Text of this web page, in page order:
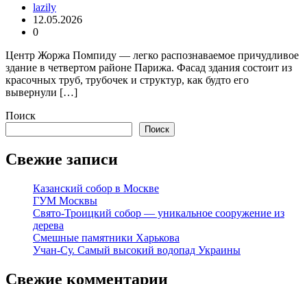
lazily
12.05.2026
0
Центр Жоржа Помпиду — легко распознаваемое причудливое
здание в четвертом районе Парижа. Фасад здания состоит из
красочных труб, трубочек и структур, как будто его
вывернули […]
Поиск
Поиск
Свежие записи
Казанский собор в Москве
ГУМ Москвы
Свято-Троицкий собор — уникальное сооружение из
дерева
Смешные памятники Харькова
Учан-Су. Самый высокий водопад Украины
Свежие комментарии